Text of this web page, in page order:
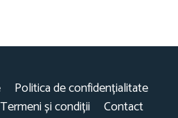
Politica de confidențialitate
Termeni și condiții Contact